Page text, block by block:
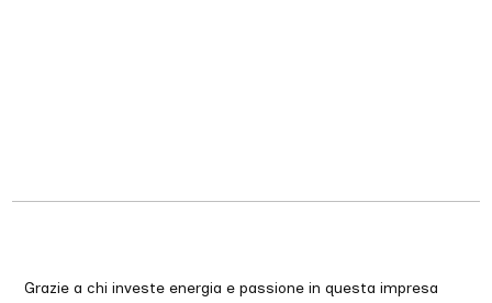
Grazie a chi investe energia e passione in questa impresa